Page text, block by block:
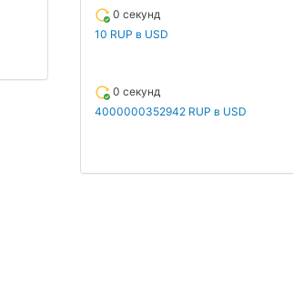
0 секунд
10 RUP в USD
0 секунд
4000000352942 RUP в USD